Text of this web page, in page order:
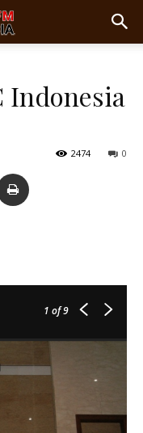
Indonesia
0
2474
1 of 9